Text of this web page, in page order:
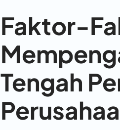
Faktor-
Tengah